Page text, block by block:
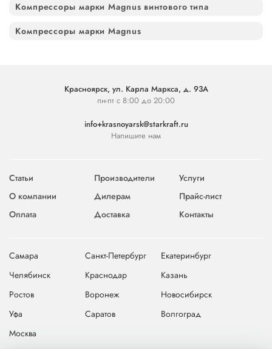
Компрессоры марки Magnus винтового типа
Компрессоры марки Magnus
Красноярск, ул. Карла Маркса, д. 93А
пн-пт с 8:00 до 20:00
info+krasnoyarsk@starkraft.ru
Напишите нам
Статьи Производители
Услуги
О компании
Дилерам
Прайс-лист
Оплата
Доставка Контакты
Самара Санкт-Петербург
Екатеринбург
Челябинск
Краснодар
Казань
Ростов
Воронеж
Новосибирск
Уфа
Саратов
Волгоград
Москва